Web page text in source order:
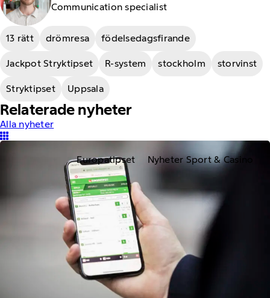
Communication specialist
13 rätt drömresa födelsedagsfirande
Jackpot Stryktipset R-system stockholm storvinst
Stryktipset Uppsala
Relaterade nyheter
Alla nyheter
Europatipset Nyheter Sport & Casino